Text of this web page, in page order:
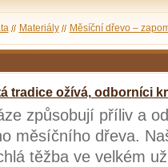
Materiály Měsíční dřevo –
tradice ožívá, odborníci
způsobují příliv a
měsíčního dřeva.
těžba ve velkém